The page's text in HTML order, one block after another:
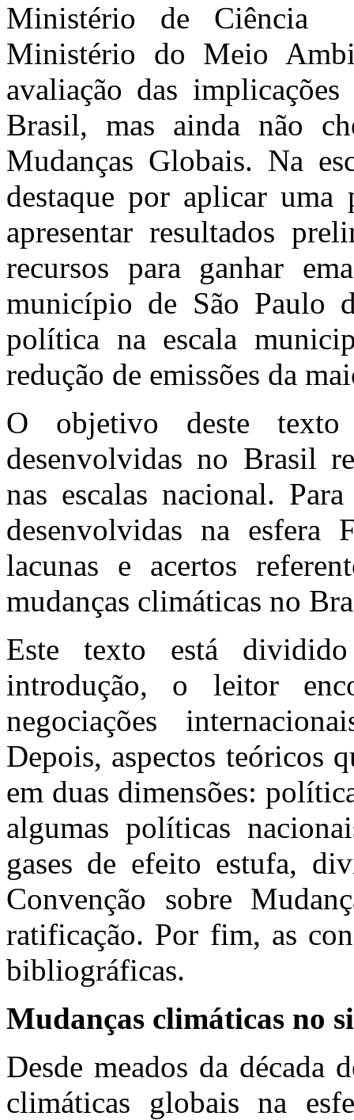
Ministério de Ciência
Ministério do Meio
avaliação das
Brasil, mas ainda não
Mudanças Globais. Na
destaque por aplicar
apresentar resultados
recursos para ganhar
município de São Paulo
política na escala
redução de emissões da
O objetivo deste
desenvolvidas no Brasil
nas escalas nacional.
desenvolvidas na esfera
lacunas e acertos
mudanças climáticas no
Este texto está
introdução, o leitor
negociações
Depois, aspectos teóricos
em duas dimensões:
algumas políticas
gases de efeito estufa,
Convenção sobre
ratificação. Por fim, as
bibliográficas.
Mudanças climáticas no
Desde meados da década
climáticas globais na